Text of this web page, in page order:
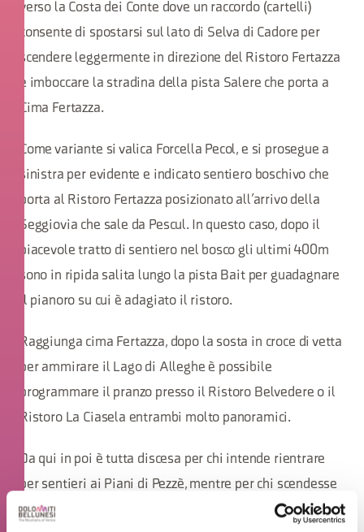
verso la Costa dei Conte dove un raccordo (cartelli)
consente di spostarsi sul lato di Selva di Cadore per
scendere leggermente in direzione del Ristoro Fertazza
e imboccare la stradina della pista Salere che porta a
Cima Fertazza.
Come variante si valica Forcella Pecol, e si prosegue a
sinistra per evidente e indicato sentiero boschivo che
porta al Ristoro Fertazza posizionato all’arrivo della
Seggiovia che sale da Pescul. In questo caso, dopo il
piacevole tratto di sentiero nel bosco gli ultimi 400m
sono in ripida salita lungo la pista Bait per guadagnare
il pianoro su cui è adagiato il ristoro.
Raggiunga cima Fertazza, dopo la sosta in croce di vetta
per ammirare il Lago di Alleghe è possibile
programmare il pranzo presso il Ristoro Belvedere o il
Ristoro La Ciasela entrambi molto panoramici.
Da qui in poi è tutta discesa per chi intende rientrare
per sentieri ai Piani di Pezzè, mentre per chi scendesse
con la cabinovia sarà da mettere in preventivo una